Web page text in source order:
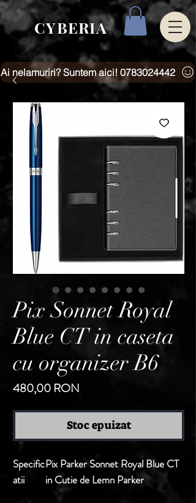
CYBERIA
Ai nelamuriri? Suntem aici! 0783024442
Pix Sonnet Royal
Blue CT in caseta
cu organizer B6
480,00 RON
Stoc epuizat
Specific
atii
Pix Parker Sonnet Royal Blue CT
in Cutie de Lemn Parker